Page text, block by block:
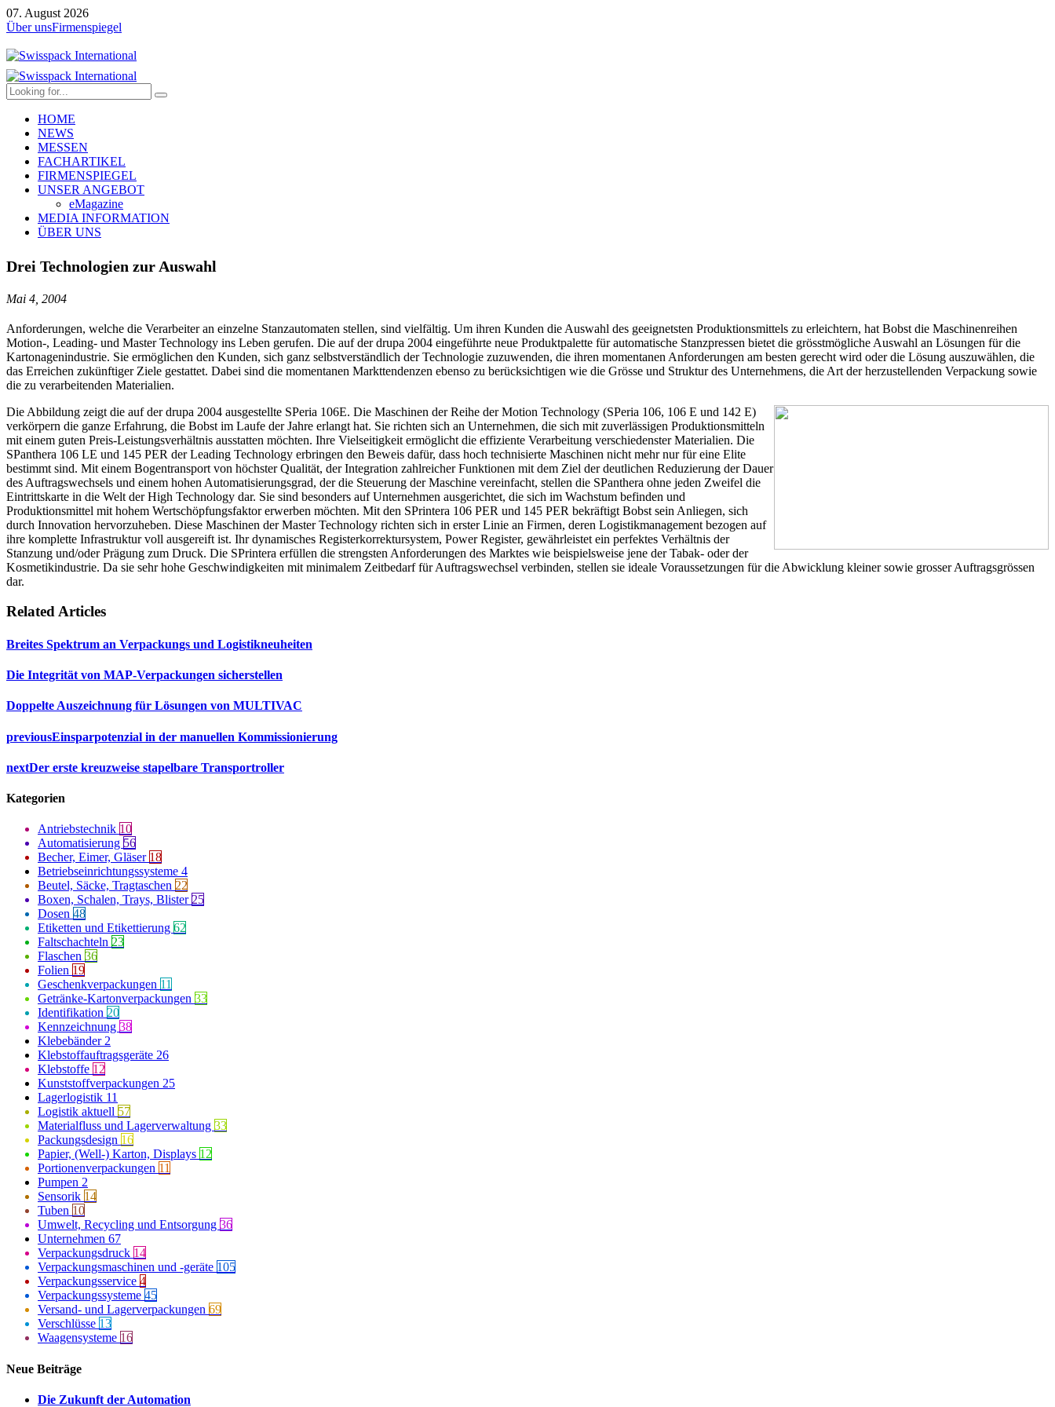
07. August 2026
Über unsFirmenspiegel
HOME
NEWS
MESSEN
FACHARTIKEL
FIRMENSPIEGEL
UNSER ANGEBOT
eMagazine
MEDIA INFORMATION
ÜBER UNS
Drei Technologien zur Auswahl
Mai 4, 2004
Anforderungen, welche die Verarbeiter an einzelne Stanzautomaten stellen, sind vielfältig. Um ihren Kunden die Auswahl des geeignetsten Produktionsmittels zu erleichtern, hat Bobst die Maschinenreihen
Motion-, Leading- und Master Technology ins Leben gerufen. Die auf der drupa 2004 eingeführte neue Produktpalette für automatische Stanzpressen bietet die grösstmögliche Auswahl an Lösungen für die
Kartonagenindustrie. Sie ermöglichen den Kunden, sich ganz selbstverständlich der Technologie zuzuwenden, die ihren momentanen Anforderungen am besten gerecht wird oder die Lösung auszuwählen, die
das Erreichen zukünftiger Ziele gestattet. Dabei sind die momentanen Markttendenzen ebenso zu berücksichtigen wie die Grösse und Struktur des Unternehmens, die Art der herzustellenden Verpackung sowie
die zu verarbeitenden Materialien.
Die Abbildung zeigt die auf der drupa 2004 ausgestellte SPeria 106E. Die Maschinen der Reihe der Motion Technology (SPeria 106, 106 E und 142 E)
verkörpern die ganze Erfahrung, die Bobst im Laufe der Jahre erlangt hat. Sie richten sich an Unternehmen, die sich mit zuverlässigen Produktionsmitteln
mit einem guten Preis-Leistungsverhältnis ausstatten möchten. Ihre Vielseitigkeit ermöglicht die effiziente Verarbeitung verschiedenster Materialien. Die
SPanthera 106 LE und 145 PER der Leading Technology erbringen den Beweis dafür, dass hoch technisierte Maschinen nicht mehr nur für eine Elite
bestimmt sind. Mit einem Bogentransport von höchster Qualität, der Integration zahlreicher Funktionen mit dem Ziel der deutlichen Reduzierung der Dauer
des Auftragswechsels und einem hohen Automatisierungsgrad, der die Steuerung der Maschine vereinfacht, stellen die SPanthera ohne jeden Zweifel die
Eintrittskarte in die Welt der High Technology dar. Sie sind besonders auf Unternehmen ausgerichtet, die sich im Wachstum befinden und
Produktionsmittel mit hohem Wertschöpfungsfaktor erwerben möchten. Mit den SPrintera 106 PER und 145 PER bekräftigt Bobst sein Anliegen, sich
durch Innovation hervorzuheben. Diese Maschinen der Master Technology richten sich in erster Linie an Firmen, deren Logistikmanagement bezogen auf
ihre komplette Infrastruktur voll ausgereift ist. Ihr dynamisches Registerkorrektursystem, Power Register, gewährleistet ein perfektes Verhältnis der
Stanzung und/oder Prägung zum Druck. Die SPrintera erfüllen die strengsten Anforderungen des Marktes wie beispielsweise jene der Tabak- oder der
Kosmetikindustrie. Da sie sehr hohe Geschwindigkeiten mit minimalem Zeitbedarf für Auftragswechsel verbinden, stellen sie ideale Voraussetzungen für die Abwicklung kleiner sowie grosser Auftragsgrössen
dar.
Related Articles
Breites Spektrum an Verpackungs und Logistikneuheiten
Die Integrität von MAP-Verpackungen sicherstellen
Doppelte Auszeichnung für Lösungen von MULTIVAC
previousEinsparpotenzial in der manuellen Kommissionierung
nextDer erste kreuzweise stapelbare Transportroller
Kategorien
Antriebstechnik 10
Automatisierung 56
Becher, Eimer, Gläser 18
Betriebseinrichtungssysteme 4
Beutel, Säcke, Tragtaschen 22
Boxen, Schalen, Trays, Blister 25
Dosen 48
Etiketten und Etikettierung 62
Faltschachteln 23
Flaschen 36
Folien 19
Geschenkverpackungen 11
Getränke-Kartonverpackungen 33
Identifikation 20
Kennzeichnung 38
Klebebänder 2
Klebstoffauftragsgeräte 26
Klebstoffe 12
Kunststoffverpackungen 25
Lagerlogistik 11
Logistik aktuell 57
Materialfluss und Lagerverwaltung 33
Packungsdesign 16
Papier, (Well-) Karton, Displays 12
Portionenverpackungen 11
Pumpen 2
Sensorik 14
Tuben 10
Umwelt, Recycling und Entsorgung 36
Unternehmen 67
Verpackungsdruck 14
Verpackungsmaschinen und -geräte 105
Verpackungsservice 4
Verpackungssysteme 45
Versand- und Lagerverpackungen 69
Verschlüsse 13
Waagensysteme 16
Neue Beiträge
Die Zukunft der Automation